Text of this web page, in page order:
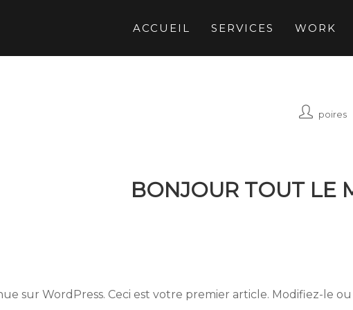
ACCUEIL SERVICES WORK
poires
BONJOUR TOUT LE
sur WordPress. Ceci est votre premier article. Modifiez-le